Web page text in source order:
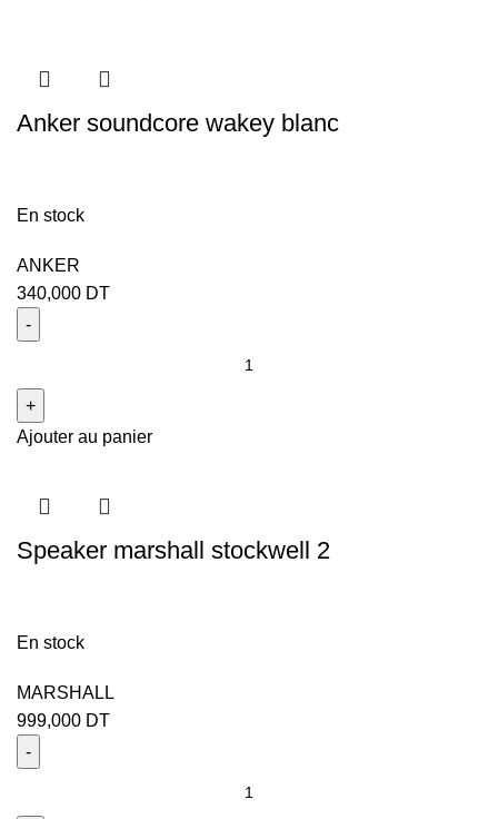
Anker soundcore wakey blanc
En stock
ANKER
340,000 DT
Ajouter au panier
Speaker marshall stockwell 2
En stock
MARSHALL
999,000 DT